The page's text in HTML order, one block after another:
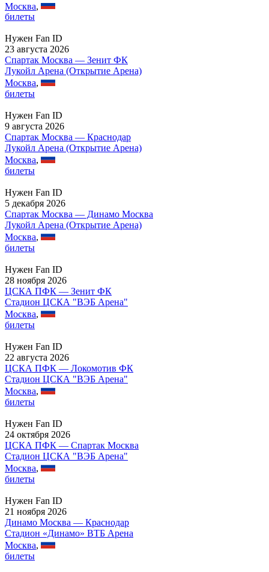
Москва,
билеты
Нужен Fan ID
23 августа 2026
Спартак Москва — Зенит ФК
Лукойл Арена (Открытие Арена)
Москва,
билеты
Нужен Fan ID
9 августа 2026
Спартак Москва — Краснодар
Лукойл Арена (Открытие Арена)
Москва,
билеты
Нужен Fan ID
5 декабря 2026
Спартак Москва — Динамо Москва
Лукойл Арена (Открытие Арена)
Москва,
билеты
Нужен Fan ID
28 ноября 2026
ЦСКА ПФК — Зенит ФК
Стадион ЦСКА "ВЭБ Арена"
Москва,
билеты
Нужен Fan ID
22 августа 2026
ЦСКА ПФК — Локомотив ФК
Стадион ЦСКА "ВЭБ Арена"
Москва,
билеты
Нужен Fan ID
24 октября 2026
ЦСКА ПФК — Спартак Москва
Стадион ЦСКА "ВЭБ Арена"
Москва,
билеты
Нужен Fan ID
21 ноября 2026
Динамо Москва — Краснодар
Стадион «Динамо» ВТБ Арена
Москва,
билеты